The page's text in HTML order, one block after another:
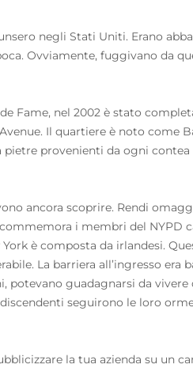
negli Stati Uniti. Erano
Ovviamente, fuggivano da
Fame, nel 2002 è stato
Il quartiere è noto come
provenienti da ogni contea
ancora scoprire. Rendi
i membri del NYPD
è composta da irlandesi.
La barriera all’ingresso
potevano guadagnarsi da
seguirono le loro
la tua azienda su un